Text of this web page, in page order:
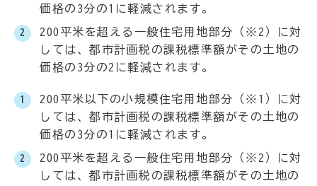
価格の3分の1に軽減されます。
200平米を超える一般住宅用地部分（※2）に対
しては、都市計画税の課税標準額がその土地の
価格の3分の2に軽減されます。
200平米以下の小規模住宅用地部分（※1）に対
しては、都市計画税の課税標準額がその土地の
価格の3分の1に軽減されます。
200平米を超える一般住宅用地部分（※2）に対
しては、都市計画税の課税標準額がその土地の